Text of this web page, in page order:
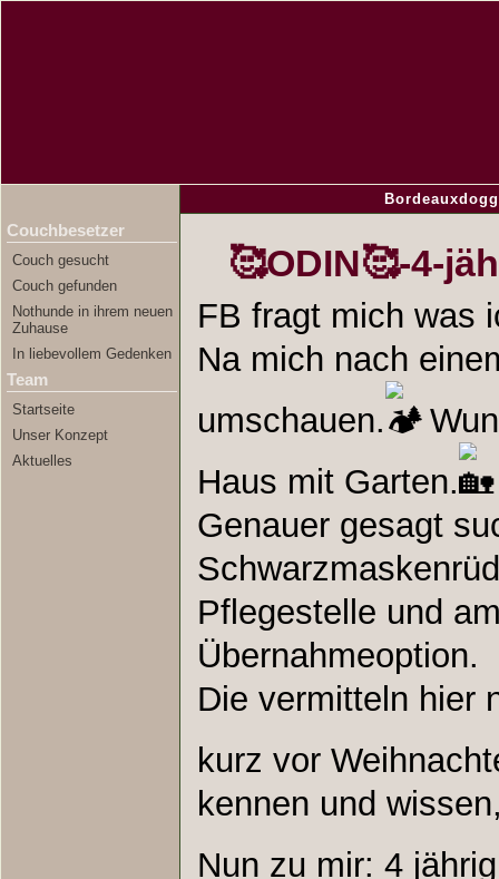
Couchbesetzer
Couch gesucht
Couch gefunden
Nothunde in ihrem neuen
Zuhause
In liebevollem Gedenken
Team
Startseite
Unser Konzept
Aktuelles
🥰ODIN🥰-4-
FB fragt mich was
Na mich nach
umschauen.
Haus mit Garten.
Genauer gesagt
Pflegestelle und
Übernahmeoption.
Die vermitteln hier
kurz vor
kennen und
Nun zu mir: 4